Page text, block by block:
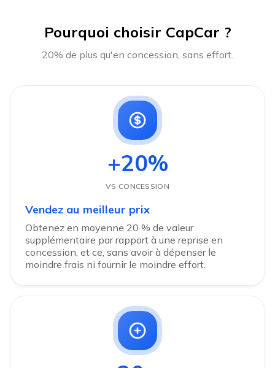
Pourquoi choisir CapCar ?
20% de plus qu'en concession, sans effort.
+20%
VS CONCESSION
Vendez au meilleur prix
Obtenez en moyenne 20 % de valeur
supplémentaire par rapport à une reprise en
concession, et ce, sans avoir à dépenser le
moindre frais ni fournir le moindre effort.